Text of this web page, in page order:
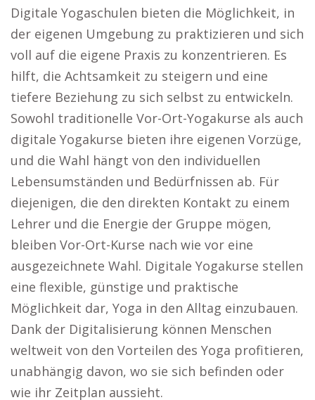
Digitale Yogaschulen bieten die Möglichkeit, in
der eigenen Umgebung zu praktizieren und sich
voll auf die eigene Praxis zu konzentrieren. Es
hilft, die Achtsamkeit zu steigern und eine
tiefere Beziehung zu sich selbst zu entwickeln.
Sowohl traditionelle Vor-Ort-Yogakurse als auch
digitale Yogakurse bieten ihre eigenen Vorzüge,
und die Wahl hängt von den individuellen
Lebensumständen und Bedürfnissen ab. Für
diejenigen, die den direkten Kontakt zu einem
Lehrer und die Energie der Gruppe mögen,
bleiben Vor-Ort-Kurse nach wie vor eine
ausgezeichnete Wahl. Digitale Yogakurse stellen
eine flexible, günstige und praktische
Möglichkeit dar, Yoga in den Alltag einzubauen.
Dank der Digitalisierung können Menschen
weltweit von den Vorteilen des Yoga profitieren,
unabhängig davon, wo sie sich befinden oder
wie ihr Zeitplan aussieht.